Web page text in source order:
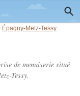
Épagny-Metz-Tessy
de menuiserie situé
Tessy.